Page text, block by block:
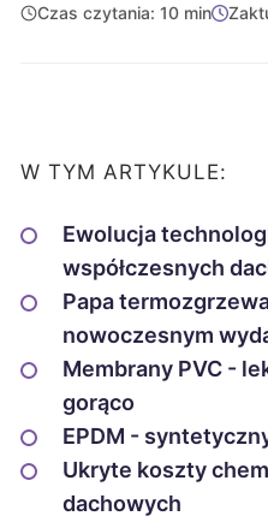
Czas czytania: 10 min
W TYM ARTYKULE:
Ewolucja
współczesnych
Papa
nowoczesnym
Membrany PVC -
gorąco
EPDM -
Ukryte koszty
dachowych